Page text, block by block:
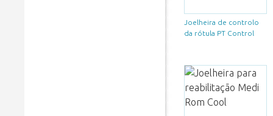
Joelheira de controlo
da rótula PT Control